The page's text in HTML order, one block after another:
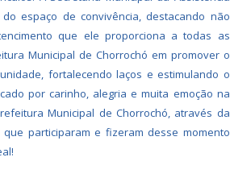
espaço de convivência, destacando não
que ele proporciona a todas as
Municipal de Chorrochó em promover o
fortalecendo laços e estimulando o
por carinho, alegria e muita emoção na
Municipal de Chorrochó, através da
participaram e fizeram desse momento